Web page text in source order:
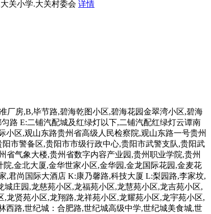
关小学.大关村委会 详情
厂房,B,毕节路,碧海乾图小区,碧海花园金翠湾小区,碧海
路 E:二铺汽配城及红绿灯以下,二铺汽配红绿灯云谭南
区,观山东路贵州省高级人民检察院,观山东路一号贵州
市警备区,贵阳市市级行政中心,贵阳市武警支队,贵阳武
气象大楼,贵州省数字内容产业园,贵州职业学院,贵州
,金北大厦,金华世家小区,金华园,金龙国际花园,金麦花
,君尚国际大酒店 K:康乃馨路,科技大厦 L:梨园路,李家坟,
庄园,龙慈苑小区,龙福苑小区,龙慧苑小区,龙吉苑小区,
贤苑小区,龙翔路,龙祥苑小区,龙耀苑小区,龙宇苑小区,
西路,世纪城：合肥路,世纪城高级中学,世纪城美食城,世